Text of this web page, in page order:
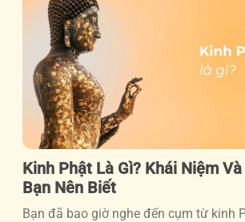
Kinh Phật Là Gì? Khái Niệm
Bạn Nên Biết
Bạn đã bao giờ nghe đến cụm từ kinh